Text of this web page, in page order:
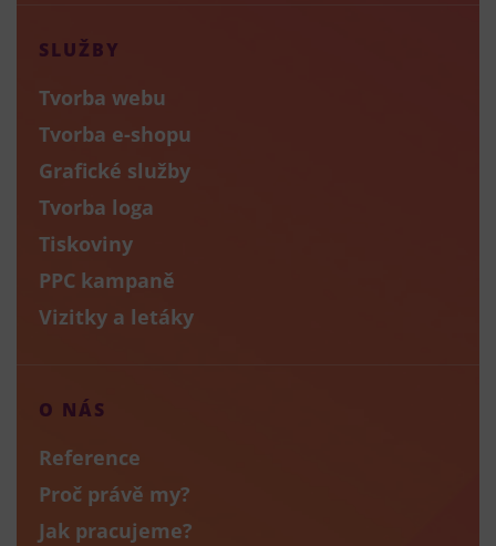
SLUŽBY
Tvorba webu
Tvorba e-shopu
Grafické služby
Tvorba loga
Tiskoviny
PPC kampaně
Vizitky a letáky
O NÁS
Reference
Proč právě my?
Jak pracujeme?